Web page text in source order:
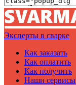
Эксперты в сварке
Как заказать
Как оплатить
Как получить
Наши сервисы